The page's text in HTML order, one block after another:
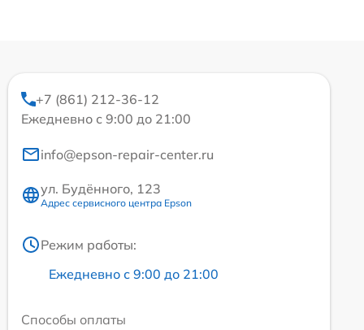
+7 (861) 212-36-12
Ежедневно с 9:00 до 21:00
info@epson-repair-center.ru
ул. Будённого, 123
Адрес сервисного центра Epson
Режим работы:
Ежедневно с 9:00 до 21:00
Способы оплаты